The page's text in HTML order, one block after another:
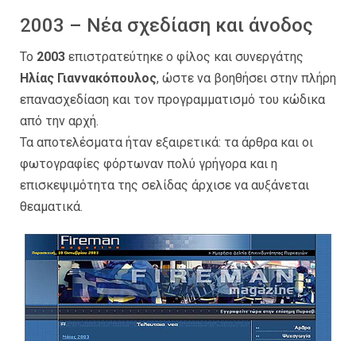
2003 – Νέα σχεδίαση και άνοδος
Το 2003 επιστρατεύτηκε ο φίλος και συνεργάτης
Ηλίας Γιαννακόπουλος, ώστε να βοηθήσει στην πλήρη
επανασχεδίαση και τον προγραμματισμό του κώδικα
από την αρχή.
Τα αποτελέσματα ήταν εξαιρετικά: τα άρθρα και οι
φωτογραφίες φόρτωναν πολύ γρήγορα και η
επισκεψιμότητα της σελίδας άρχισε να αυξάνεται
θεαματικά.